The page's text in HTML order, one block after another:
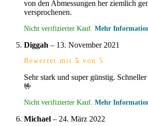
von den Abmessungen her ziemlich
versprochenen.
Nicht verifizierter Kauf. Mehr
Diggah – 13. November 2021
Bewertet mit 5 von 5
Sehr stark und super günstig.
🤟
Nicht verifizierter Kauf. Mehr
Michael – 24. März 2022